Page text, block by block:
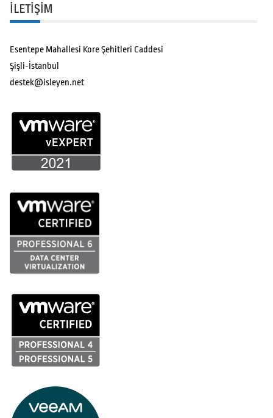
İLETİŞİM
Esentepe Mahallesi Kore Şehitleri Caddesi
Şişli-İstanbul
destek@isleyen.net